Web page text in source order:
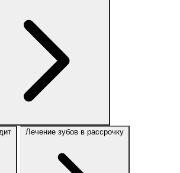
Лечение зубов в рассрочку